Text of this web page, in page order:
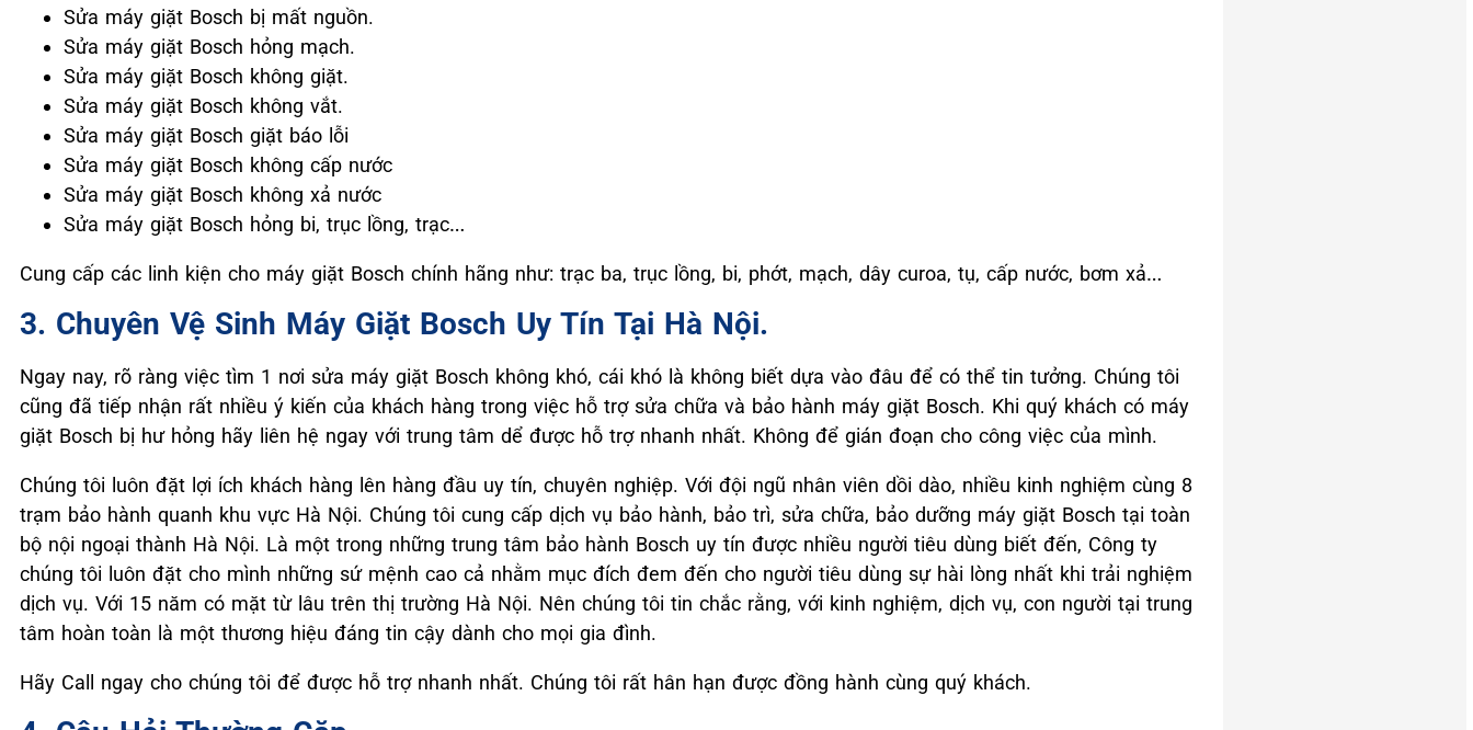
Sửa máy giặt Bosch bị mất nguồn.
Sửa máy giặt Bosch hỏng mạch.
Sửa máy giặt Bosch không giặt.
Sửa máy giặt Bosch không vắt.
Sửa máy giặt Bosch giặt báo lỗi
Sửa máy giặt Bosch không cấp nước
Sửa máy giặt Bosch không xả nước
Sửa máy giặt Bosch hỏng bi, trục lồng, trạc…
Cung cấp các linh kiện cho máy giặt Bosch chính hãng như: trạc ba, trục lồng, bi, phớt, mạch, dây curoa, tụ, cấp nước, bơm xả…
3. ️Chuyên Vệ Sinh Máy Giặt Bosch Uy Tín Tại Hà Nội.
Ngay nay, rõ ràng việc tìm 1 nơi sửa máy giặt Bosch không khó, cái khó là không biết dựa vào đâu để có thể tin tưởng. Chúng tôi
cũng đã tiếp nhận rất nhiều ý kiến của khách hàng trong việc hỗ trợ sửa chữa và bảo hành máy giặt Bosch. Khi quý khách có máy
giặt Bosch bị hư hỏng hãy liên hệ ngay với trung tâm dể được hỗ trợ nhanh nhất. Không để gián đoạn cho công việc của mình.
Chúng tôi luôn đặt lợi ích khách hàng lên hàng đầu uy tín, chuyên nghiệp. Với đội ngũ nhân viên dồi dào, nhiều kinh nghiệm cùng 8
trạm bảo hành quanh khu vực Hà Nội. Chúng tôi cung cấp dịch vụ bảo hành, bảo trì, sửa chữa, bảo dưỡng máy giặt Bosch tại toàn
bộ nội ngoại thành Hà Nội. Là một trong những trung tâm bảo hành Bosch uy tín được nhiều người tiêu dùng biết đến, Công ty
chúng tôi luôn đặt cho mình những sứ mệnh cao cả nhằm mục đích đem đến cho người tiêu dùng sự hài lòng nhất khi trải nghiệm
dịch vụ. Với 15 năm có mặt từ lâu trên thị trường Hà Nội. Nên chúng tôi tin chắc rằng, với kinh nghiệm, dịch vụ, con người tại trung
tâm hoàn toàn là một thương hiệu đáng tin cậy dành cho mọi gia đình.
Hãy Call ngay cho chúng tôi để được hỗ trợ nhanh nhất. Chúng tôi rất hân hạn được đồng hành cùng quý khách.